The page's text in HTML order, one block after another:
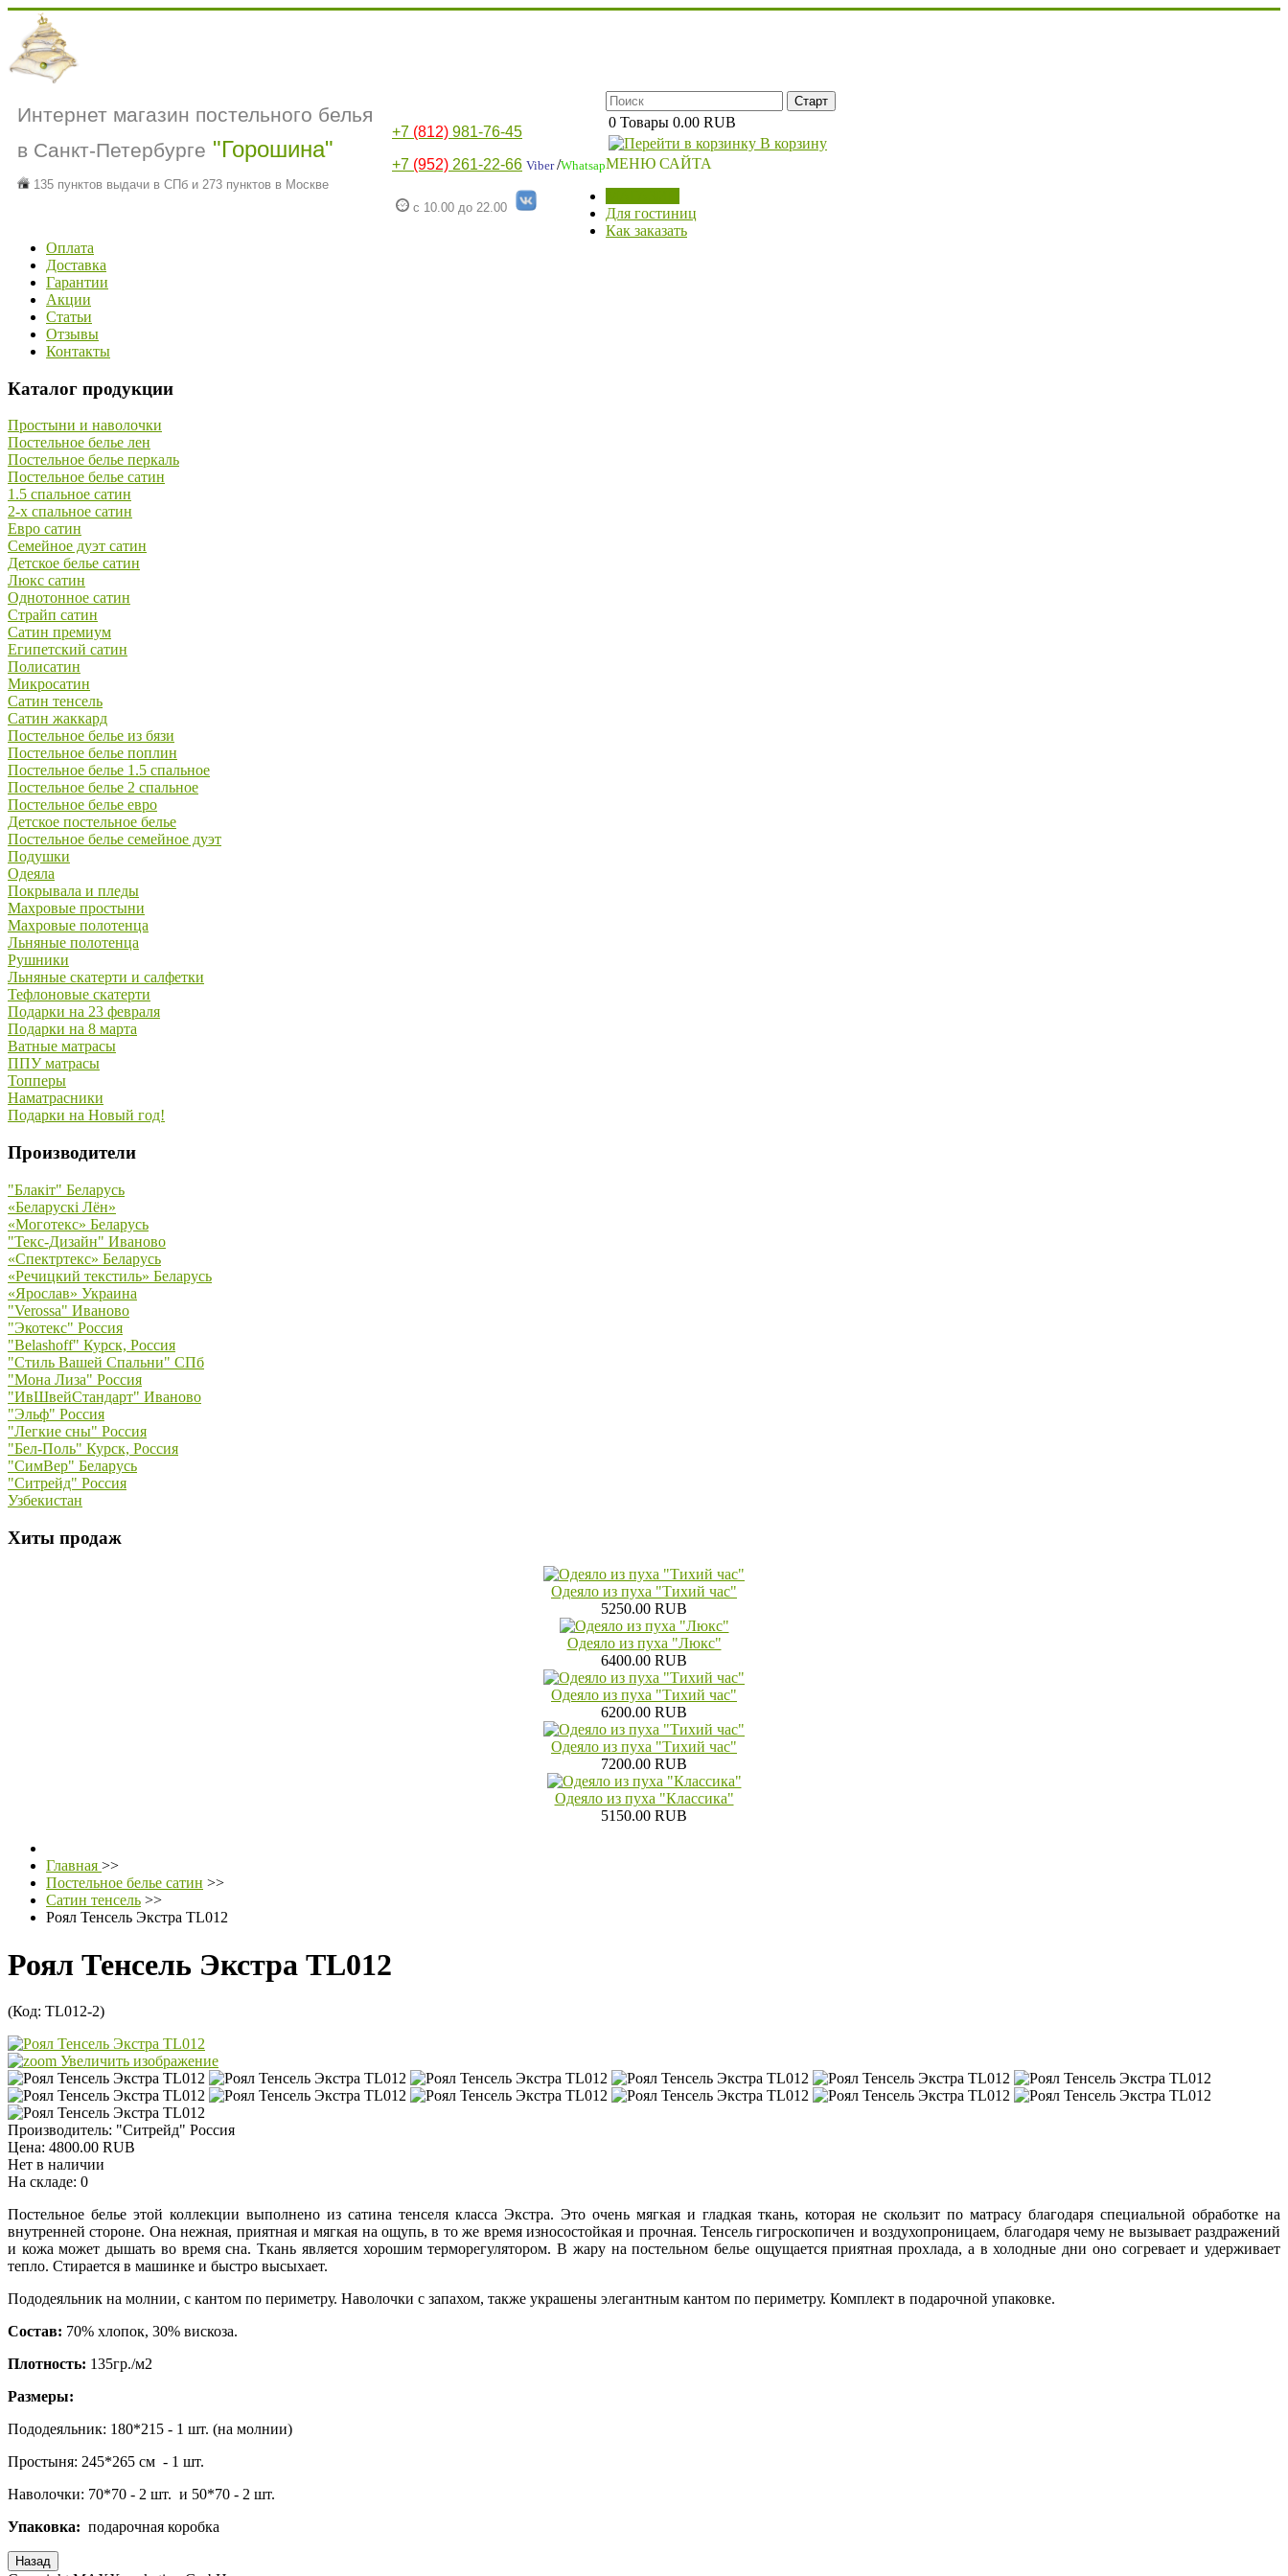
Интернет магазин постельного белья
в Санкт-Петербурге "Горошина"
135 пунктов выдачи в СПб и 273 пунктов в Москве
+7 (812) 981-76-45
+7 (952) 261-22-66 Viber/Whatsap
с 10.00 до 22.00
0 Товары 0.00 RUB
В корзину
МЕНЮ САЙТА
Для гостиниц
Как заказать
Оплата
Доставка
Гарантии
Акции
Статьи
Отзывы
Контакты
Каталог продукции
Простыни и наволочки
Постельное белье лен
Постельное белье перкаль
Постельное белье сатин
1.5 спальное сатин
2-х спальное сатин
Евро сатин
Семейное дуэт сатин
Детское белье сатин
Люкс сатин
Однотонное сатин
Страйп сатин
Сатин премиум
Египетский сатин
Полисатин
Микросатин
Сатин тенсель
Сатин жаккард
Постельное белье из бязи
Постельное белье поплин
Постельное белье 1.5 спальное
Постельное белье 2 спальное
Постельное белье евро
Детское постельное белье
Постельное белье семейное дуэт
Подушки
Одеяла
Покрывала и пледы
Махровые простыни
Махровые полотенца
Льняные полотенца
Рушники
Льняные скатерти и салфетки
Тефлоновые скатерти
Подарки на 23 февраля
Подарки на 8 марта
Ватные матрасы
ППУ матрасы
Топперы
Наматрасники
Подарки на Новый год!
Производители
"Блакiт" Беларусь
«Беларускi Лён»
«Моготекс» Беларусь
"Текс-Дизайн" Иваново
«Спектртекс» Беларусь
«Речицкий текстиль» Беларусь
«Ярослав» Украина
"Verossa" Иваново
"Экотекс" Россия
"Belashoff" Курск, Россия
"Стиль Вашей Спальни" СПб
"Мона Лиза" Россия
"ИвШвейСтандарт" Иваново
"Эльф" Россия
"Легкие сны" Россия
"Бел-Поль" Курск, Россия
"СимВер" Беларусь
"Ситрейд" Россия
Узбекистан
Хиты продаж
Одеяло из пуха "Тихий час"
5250.00 RUB
Одеяло из пуха "Люкс"
6400.00 RUB
Одеяло из пуха "Тихий час"
6200.00 RUB
Одеяло из пуха "Тихий час"
7200.00 RUB
Одеяло из пуха "Классика"
5150.00 RUB
Главная >>
Постельное белье сатин >>
Сатин тенсель >>
Роял Тенсель Экстра TL012
Роял Тенсель Экстра TL012
(Код: TL012-2)
Увеличить изображение
Производитель: "Ситрейд" Россия
Цена: 4800.00 RUB
Нет в наличии
На складе: 0
Постельное белье этой коллекции выполнено из сатина тенселя класса Экстра. Это очень мягкая и гладкая ткань, которая не скользит по матрасу благодаря специальной обработке на
внутренней стороне. Она нежная, приятная и мягкая на ощупь, в то же время износостойкая и прочная. Тенсель гигроскопичен и воздухопроницаем, благодаря чему не вызывает раздражений
и кожа может дышать во время сна. Ткань является хорошим терморегулятором. В жару на постельном белье ощущается приятная прохлада, а в холодные дни оно согревает и удерживает
тепло. Стирается в машинке и быстро высыхает.
Пододеяльник на молнии, с кантом по периметру. Наволочки с запахом, также украшены элегантным кантом по периметру. Комплект в подарочной упаковке.
Состав: 70% хлопок, 30% вискоза.
Плотность: 135гр./м2
Размеры:
Пододеяльник: 180*215 - 1 шт. (на молнии)
Простыня: 245*265 см - 1 шт.
Наволочки: 70*70 - 2 шт. и 50*70 - 2 шт.
Упаковка: подарочная коробка